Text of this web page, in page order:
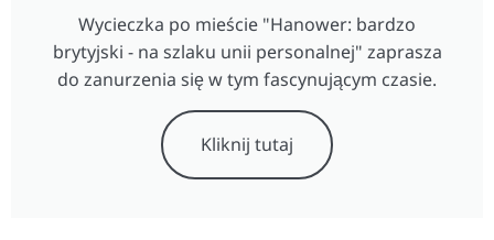
Wycieczka po mieście "Hanower: bardzo
brytyjski - na szlaku unii personalnej" zaprasza
do zanurzenia się w tym fascynującym czasie.
Kliknij tutaj